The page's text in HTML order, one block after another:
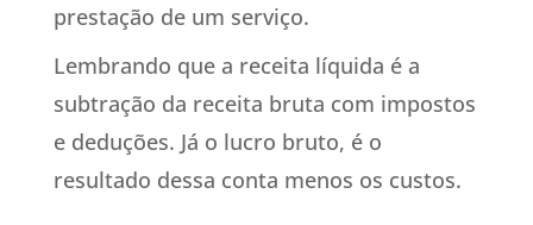
prestação de um serviço.
Lembrando que a receita líquida é a
subtração da receita bruta com impostos
e deduções. Já o lucro bruto, é o
resultado dessa conta menos os custos.